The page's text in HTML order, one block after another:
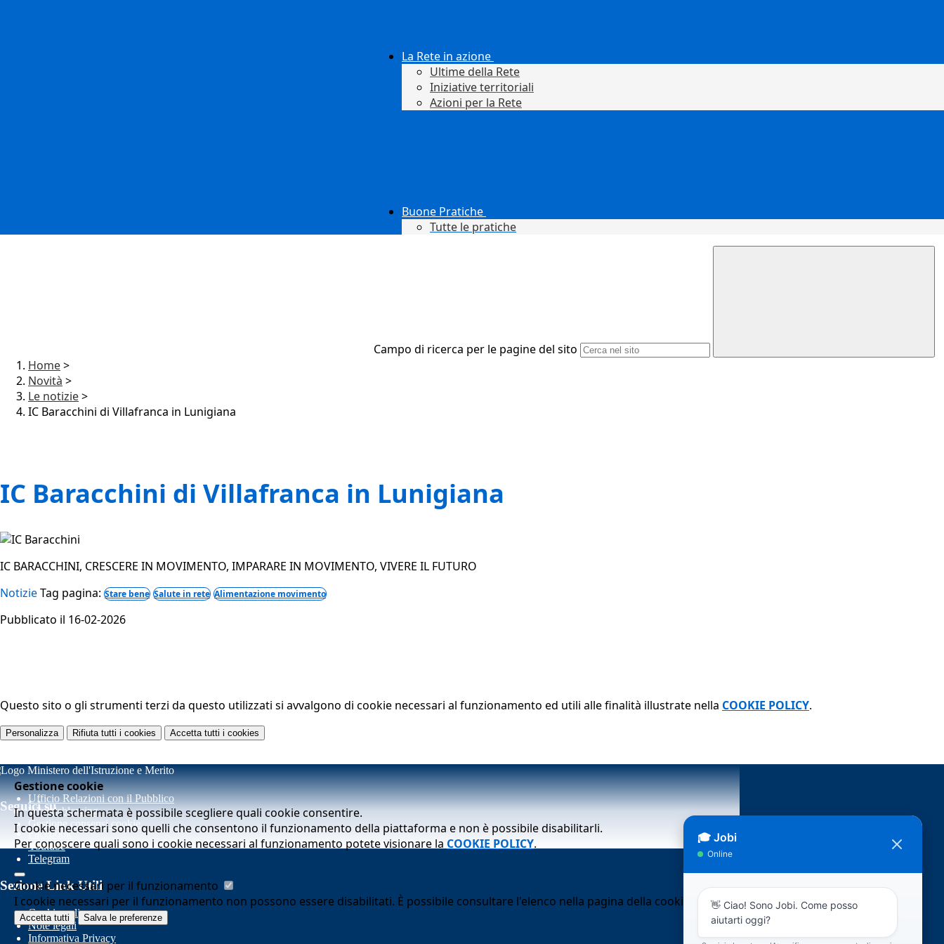
La Rete in azione
Ultime della Rete
Iniziative territoriali
Azioni per la Rete
Buone Pratiche
Tutte le pratiche
Campo di ricerca per le pagine del sito
Home>
Novità >
Le notizie>
IC Baracchini di Villafranca in Lunigiana
IC Baracchini di Villafranca in Lunigiana
IC BARACCHINI, CRESCERE IN MOVIMENTO, IMPARARE IN MOVIMENTO, VIVERE IL FUTURO
NotizieTag pagina: Stare bene Salute in rete Alimentazione movimento
Pubblicato il 16-02-2026
Questo sito o gli strumenti terzi da questo utilizzati si avvalgono di cookie necessari al funzionamento ed utili alle finalità illustrate nella COOKIE POLICY.
Personalizza Rifiuta tutti i cookies Accetta tutti i cookies
Gestione cookie
In questa schermata è possibile scegliere quali cookie consentire.
I cookie necessari sono quelli che consentono il funzionamento della piattaforma e non è possibile disabilitarli.
Per conoscere quali sono i cookie necessari al funzionamento potete visionare la COOKIE POLICY.
Cookie necessari per il funzionamento
I cookie necessari per il funzionamento non possono essere disabilitati. È possibile consultare l'elenco nella pagina della cookie policy.
Accetta tutti Salva le preferenze
Ufficio Relazioni con il Pubblico
Whistleblowing
Gestione consensi cookie
Seguici su
Facebook
Youtube
Telegram
Sezione Link Utili
Cookie policy
Note legali
Informativa Privacy